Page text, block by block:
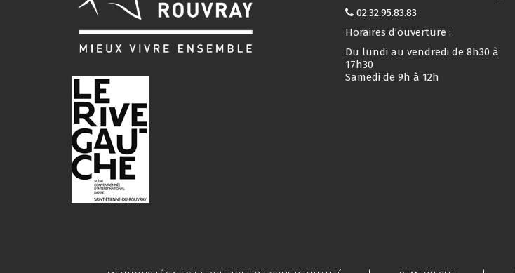
02.32.95.83.83
Horaires d’ouverture :
Du lundi au vendredi de 8h30 à
17h30
Samedi de 9h à 12h